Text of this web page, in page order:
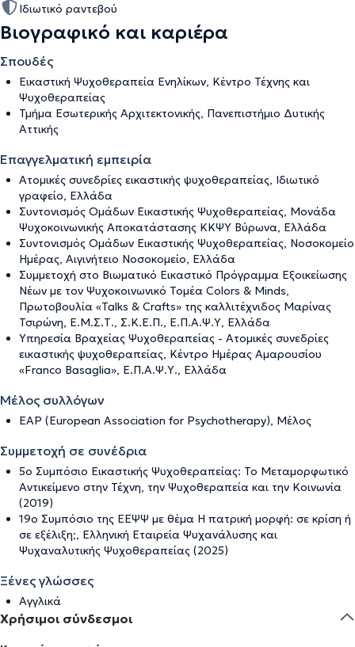
Ιδιωτικό ραντεβού
Βιογραφικό και καριέρα
Σπουδές
Εικαστική Ψυχοθεραπεία Ενηλίκων, Κέντρο Τέχνης και
Ψυχοθεραπείας
Τμήμα Εσωτερικής Αρχιτεκτονικής, Πανεπιστήμιο Δυτικής
Αττικής
Επαγγελματική εμπειρία
Ατομικές συνεδρίες εικαστικής ψυχοθεραπείας, Ιδιωτικό
γραφείο, Ελλάδα
Συντονισμός Ομάδων Εικαστικής Ψυχοθεραπείας, Μονάδα
Ψυχοκοινωνικής Αποκατάστασης ΚΚΨΥ Βύρωνα, Ελλάδα
Συντονισμός Ομάδων Εικαστικής Ψυχοθεραπείας, Νοσοκομείο
Ημέρας, Αιγινήτειο Νοσοκομείο, Ελλάδα
Συμμετοχή στο Βιωματικό Εικαστικό Πρόγραμμα Εξοικείωσης
Νέων με τον Ψυχοκοινωνικό Τομέα Colors & Minds,
Πρωτοβουλία «Talks & Crafts» της καλλιτέχνιδος Μαρίνας
Τσιρώνη, Ε.Μ.Σ.Τ., Σ.Κ.Ε.Π., Ε.Π.Α.Ψ.Υ, Ελλάδα
Υπηρεσία Βραχείας Ψυχοθεραπείας - Ατομικές συνεδρίες
εικαστικής ψυχοθεραπείας, Κέντρο Ημέρας Αμαρουσίου
«Franco Basaglia», Ε.Π.Α.Ψ.Υ., Ελλάδα
Μέλος συλλόγων
EAP (European Association for Psychotherapy), Μέλος
Συμμετοχή σε συνέδρια
5ο Συμπόσιο Εικαστικής Ψυχοθεραπείας: Το Μεταμορφωτικό
Αντικείμενο στην Τέχνη, την Ψυχοθεραπεία και την Κοινωνία
(2019)
19ο Συμπόσιο της ΕΕΨΨ με θέμα Η πατρική μορφή: σε κρίση ή
σε εξέλιξη;, Ελληνική Εταιρεία Ψυχανάλυσης και
Ψυχαναλυτικής Ψυχοθεραπείας (2025)
Ξένες γλώσσες
Αγγλικά
Χρήσιμοι σύνδεσμοι